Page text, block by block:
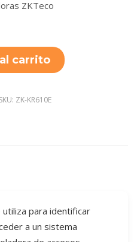
ZKTeco
carrito
SKU: ZK-KR610E
para identificar
a un sistema